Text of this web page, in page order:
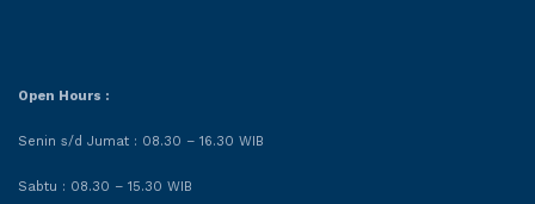
Open Hours :
Senin s/d Jumat : 08.30 – 16.30 WIB
Sabtu : 08.30 – 15.30 WIB